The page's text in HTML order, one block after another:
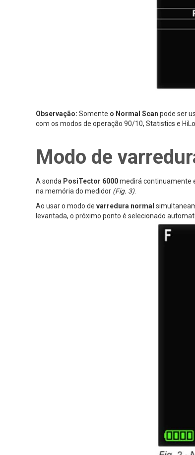
Observação: Somente o Normal Scan pode ser
com os modos de operação 90/10, Statistics e
Modo de
A sonda PosiTector 6000medirá continuamente
na memória do medidor (Fig. 3).
Ao usar o modo de varredura normal
levantada, o próximo ponto é selecionado